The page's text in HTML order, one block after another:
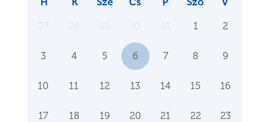
1 2
3 4 5 6 7 8 9
10 11 12 13 14 15 16
17 18 19 20 21 22 23